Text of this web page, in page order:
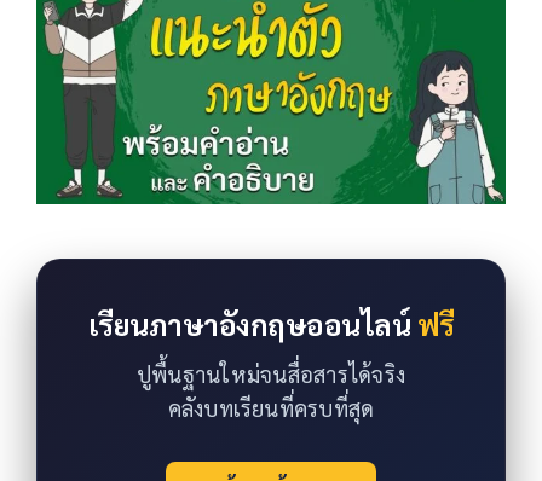
เรียนภาษาอังกฤษออนไลน์ ฟรี
ปูพื้นฐานใหม่จนสื่อสารได้จริง
คลังบทเรียนที่ครบที่สุด